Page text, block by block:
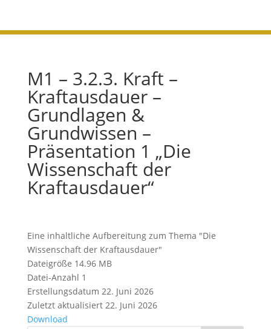
M1 – 3.2.3. Kraft –
Kraftausdauer –
Grundlagen &
Grundwissen –
Präsentation 1 „Die
Wissenschaft der
Kraftausdauer“
Eine inhaltliche Aufbereitung zum Thema "Die
Wissenschaft der Kraftausdauer"
Dateigröße 14.96 MB
Datei-Anzahl 1
Erstellungsdatum 22. Juni 2026
Zuletzt aktualisiert 22. Juni 2026
Download